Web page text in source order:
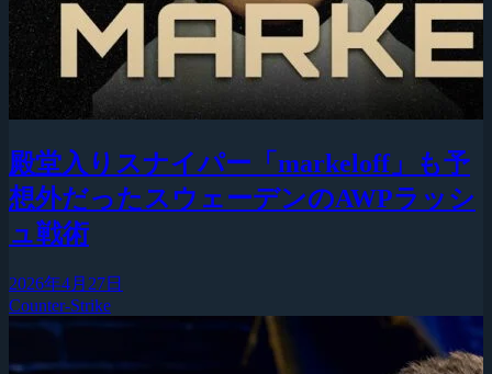
殿堂入りスナイパー「markeloff」も予
想外だったスウェーデンのAWPラッシ
ュ戦術
2026年4月27日
Counter-Strike